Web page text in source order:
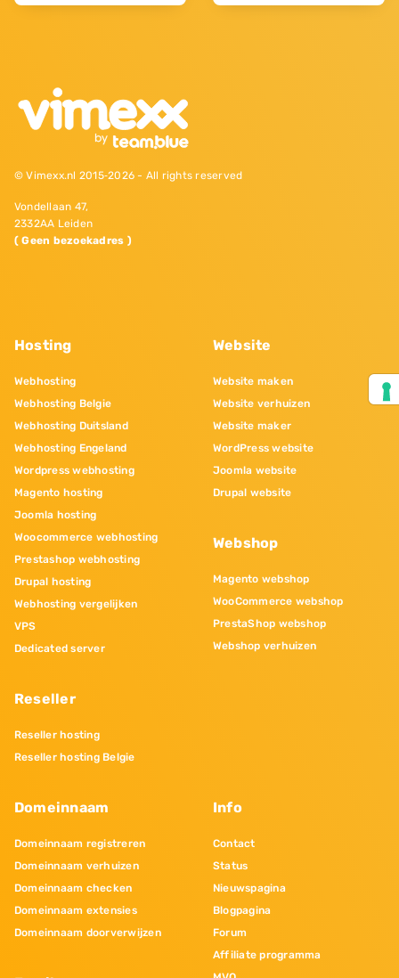
© Vimexx.nl 2015‐2026 - All rights reserved
Vondellaan 47,
2332AA Leiden
( Geen bezoekadres )
Hosting
Webhosting
Webhosting Belgie
Webhosting Duitsland
Webhosting Engeland
Wordpress webhosting
Magento hosting
Joomla hosting
Woocommerce webhosting
Prestashop webhosting
Drupal hosting
Webhosting vergelijken
VPS
Dedicated server
Reseller
Reseller hosting
Reseller hosting Belgie
Website
Website maken
Website verhuizen
Website maker
WordPress website
Joomla website
Drupal website
Webshop
Magento webshop
WooCommerce webshop
PrestaShop webshop
Webshop verhuizen
Domeinnaam
Domeinnaam registreren
Domeinnaam verhuizen
Domeinnaam checken
Domeinnaam extensies
Domeinnaam doorverwijzen
Info
Contact
Status
Nieuwspagina
Blogpagina
Forum
Affiliate programma